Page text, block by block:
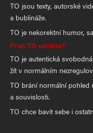
TO jsou texty, autorské
a bublináže.
TO je nekorektní humor,
Proč TO vzniklo?
TO je autentická
žít v normálním
TO brání normální pohled
a souvislosti.
TO chce bavit sebe i